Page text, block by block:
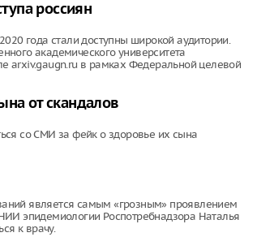
россиян
года стали доступны широкой аудитории.
академического университета
arxiv.gaugn.ru в рамках Федеральной целевой
от скандалов
со СМИ за фейк о здоровье их сына
является самым «грозным» проявлением
эпидемиологии Роспотребнадзора Наталья
к врачу.